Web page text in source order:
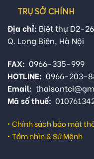
TRỤ SỞ CHÍNH
Địa chỉ: Biệt thự D2-
Q. Long Biên, Hà Nội
FAX: 0966-335-999
HOTLINE: 0966-203-
Email:
Mã số thuế:
• Chính sách bảo mật
• Tầm nhìn & Sứ Mệnh